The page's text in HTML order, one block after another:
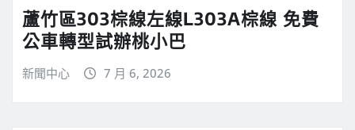
蘆竹區303棕線左線L303A棕線 免費
公車轉型試辦桃小巴
新聞中心 7 月 6, 2026